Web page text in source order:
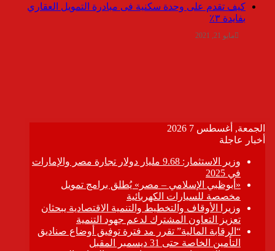
كيف تقدم على وحدة سكنية فى مبادرة التمويل العقاري
بفايدة ٣٪
مايو 21, 2021